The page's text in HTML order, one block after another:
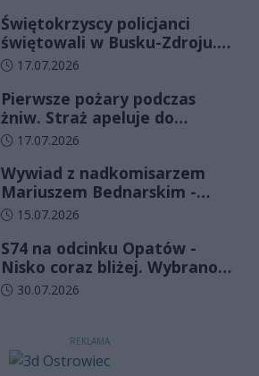
Świętokrzyscy policjanci
świętowali w Busku-Zdroju.
Czterdziestu nowych
ślubowanie
Data dodania artykułu:
17.07.2026
Pierwsze pożary podczas
żniw. Straż apeluje do
rolników o ostrożność
Data dodania artykułu:
17.07.2026
Wywiad z nadkomisarzem
Mariuszem Bednarskim -
Wydział Ruchu Drogowego
w Kielcach
Data dodania artykułu:
15.07.2026
S74 na odcinku Opatów -
Nisko coraz bliżej. Wybrano
wykonawcę kolejnego
Data dodania artykułu:
30.07.2026
REKLAMA